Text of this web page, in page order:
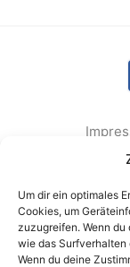
Um dir ein optimales
Cookies, um
zuzugreifen. Wenn
wie das Surfverhalten
Wenn du deine